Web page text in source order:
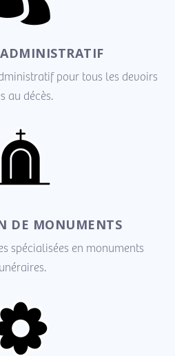
pour tous les devoirs
au décès.
DE MONUMENTS
spécialisées en monuments